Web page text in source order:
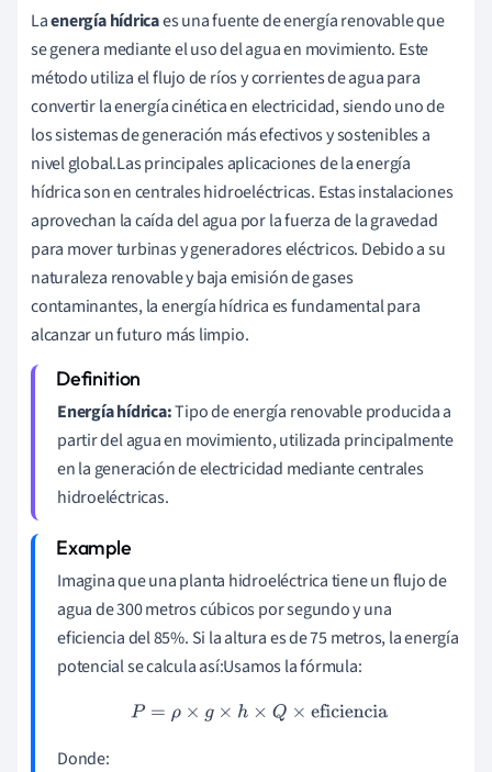
Laenergía hídricaes una fuente de energía renovable que
se genera mediante el uso del agua en movimiento. Este
método utiliza el flujo de ríos y corrientes de agua para
convertir la energía cinética en electricidad, siendo uno de
los sistemas de generación más efectivos y sostenibles a
nivel global.Las principales aplicaciones de la energía
hídrica son en centrales hidroeléctricas. Estas instalaciones
aprovechan la caída del agua por la fuerza de la gravedad
para mover turbinas y generadores eléctricos. Debido a su
naturaleza renovable y baja emisión de gases
contaminantes, la energía hídrica es fundamental para
alcanzar un futuro más limpio.
Energía hídrica:Tipo de energía renovable producida a
partir del agua en movimiento, utilizada principalmente
en la generación de electricidad mediante centrales
hidroeléctricas.
Imagina que una planta hidroeléctrica tiene un flujo de
agua de 300 metros cúbicos por segundo y una
eficiencia del 85%. Si la altura es de 75 metros, la energía
potencial se calcula así:Usamos la fórmula:
P=ρ× g× h× Q× eficiencia
Donde: